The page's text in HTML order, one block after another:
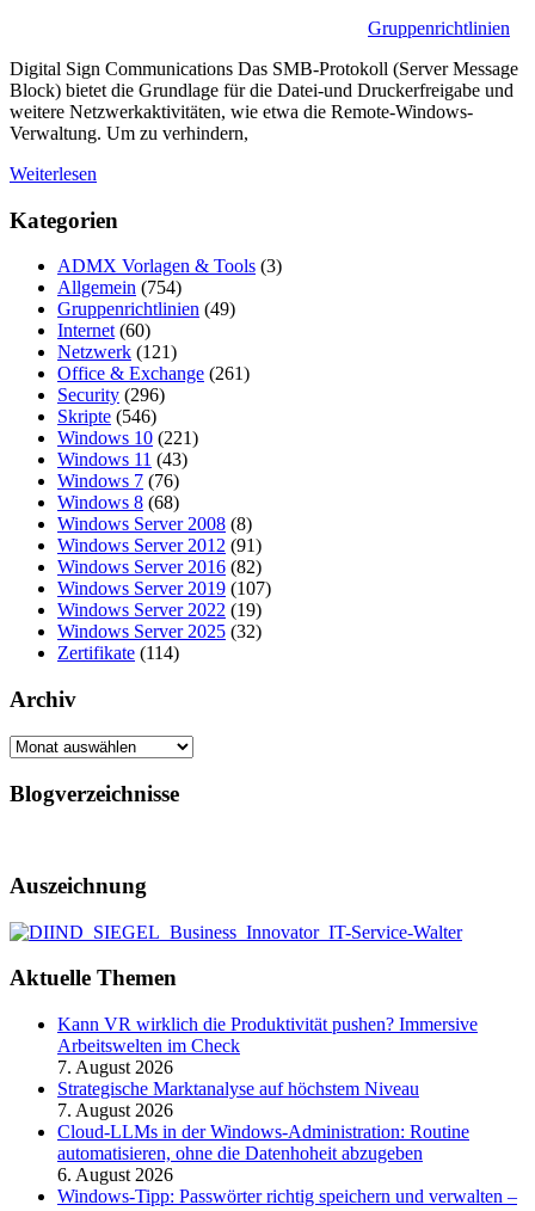
Gruppenrichtlinien
Digital Sign Communications Das SMB-Protokoll (Server Message
Block) bietet die Grundlage für die Datei-und Druckerfreigabe und
weitere Netzwerkaktivitäten, wie etwa die Remote-Windows-
Verwaltung. Um zu verhindern,
Weiterlesen
Kategorien
ADMX Vorlagen & Tools (3)
Allgemein (754)
Gruppenrichtlinien (49)
Internet(60)
Netzwerk (121)
Office & Exchange (261)
Security (296)
Skripte (546)
Windows 10 (221)
Windows 11 (43)
Windows 7 (76)
Windows 8 (68)
Windows Server 2008 (8)
Windows Server 2012 (91)
Windows Server 2016 (82)
Windows Server 2019 (107)
Windows Server 2022 (19)
Windows Server 2025 (32)
Zertifikate (114)
Archiv
Archiv
Blogverzeichnisse
Auszeichnung
Aktuelle Themen
Kann VR wirklich die Produktivität pushen? Immersive
Arbeitswelten im Check
7. August 2026
Strategische Marktanalyse auf höchstem Niveau
7. August 2026
Cloud-LLMs in der Windows-Administration: Routine
automatisieren, ohne die Datenhoheit abzugeben
6. August 2026
Windows-Tipp: Passwörter richtig speichern und verwalten –